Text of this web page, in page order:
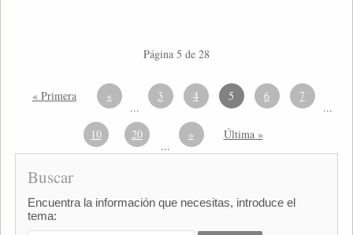
Página 5 de 28
« Primera «
...
3 4 5 6 7
...
10
20
...
» Última »
Buscar
Encuentra la información que necesitas, introduce el
tema: